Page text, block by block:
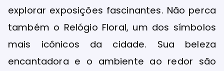
explorar exposições fascinantes. Não perca
também o Relógio Floral, um dos símbolos
mais icônicos da cidade. Sua beleza
encantadora e o ambiente ao redor são